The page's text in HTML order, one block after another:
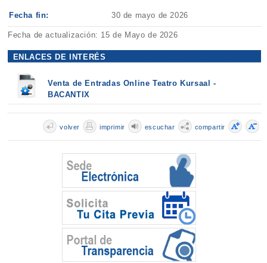
Fecha fin: 30 de mayo de 2026
Fecha de actualización: 15 de Mayo de 2026
ENLACES DE INTERÉS
Venta de Entradas Online Teatro Kursaal -
BACANTIX
compartir
escuchar
imprimir
volver